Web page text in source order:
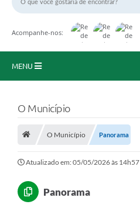
Acompanhe-nos:
MENU
O Município
A Prefeitura
Portal da Transparência
Secretarias
O Município
O Município Panorama
Atualizado em: 05/05/2026 às 14h57
Panorama